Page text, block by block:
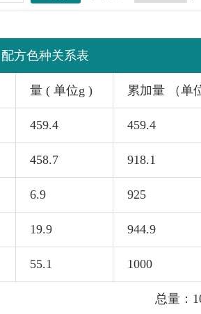
配方色种关系表
量 ( 单位g ) 累加量 （单
459.4 459.4
458.7 918.1
6.9 925
19.9 944.9
55.1 1000
总量：